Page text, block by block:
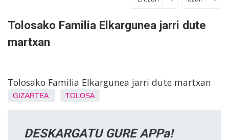
Tolosako Familia Elkargunea jarri dute
martxan
Tolosako Familia Elkargunea jarri dute martxan
GIZARTEA TOLOSA
DESKARGATU GURE APPa!